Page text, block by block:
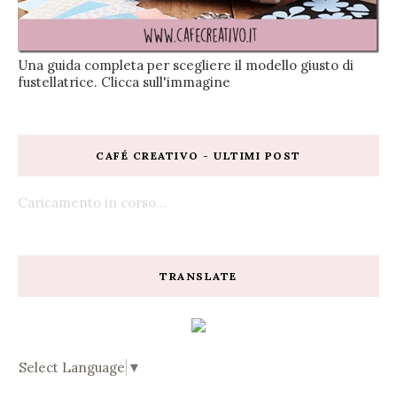
Una guida completa per scegliere il modello giusto di
fustellatrice. Clicca sull'immagine
CAFÉ CREATIVO - ULTIMI POST
Caricamento in corso...
TRANSLATE
Select Language ▼